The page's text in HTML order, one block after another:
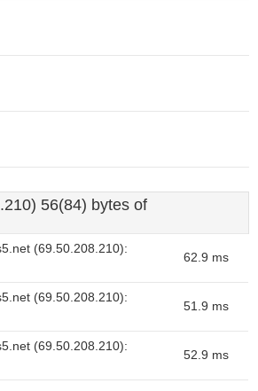
56(84) bytes of
(69.50.208.210):
62.9 ms
(69.50.208.210):
51.9 ms
(69.50.208.210):
52.9 ms